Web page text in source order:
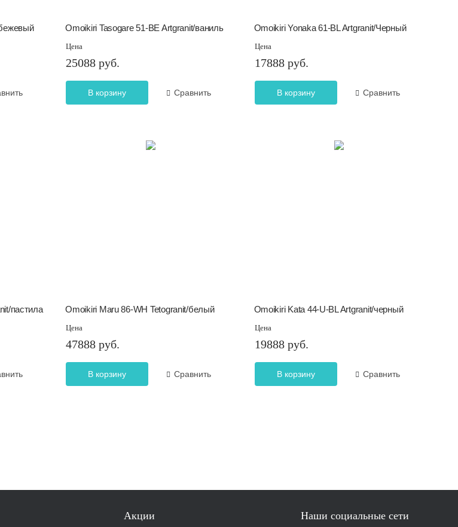
Omoikiri Tasogare 51-BE Artgranit/ваниль
Цена
25088 руб.
В корзину Сравнить
Omoikiri Yonaka 61-BL Artgranit/Черный
Цена
17888 руб.
В корзину Сравнить
пастила Omoikiri Maru 86-WH Tetogranit/белый
Цена
47888 руб.
В корзину Сравнить
Omoikiri Kata 44-U-BL Artgranit/черный
Цена
19888 руб.
В корзину Сравнить
Акции Наши социальные сети